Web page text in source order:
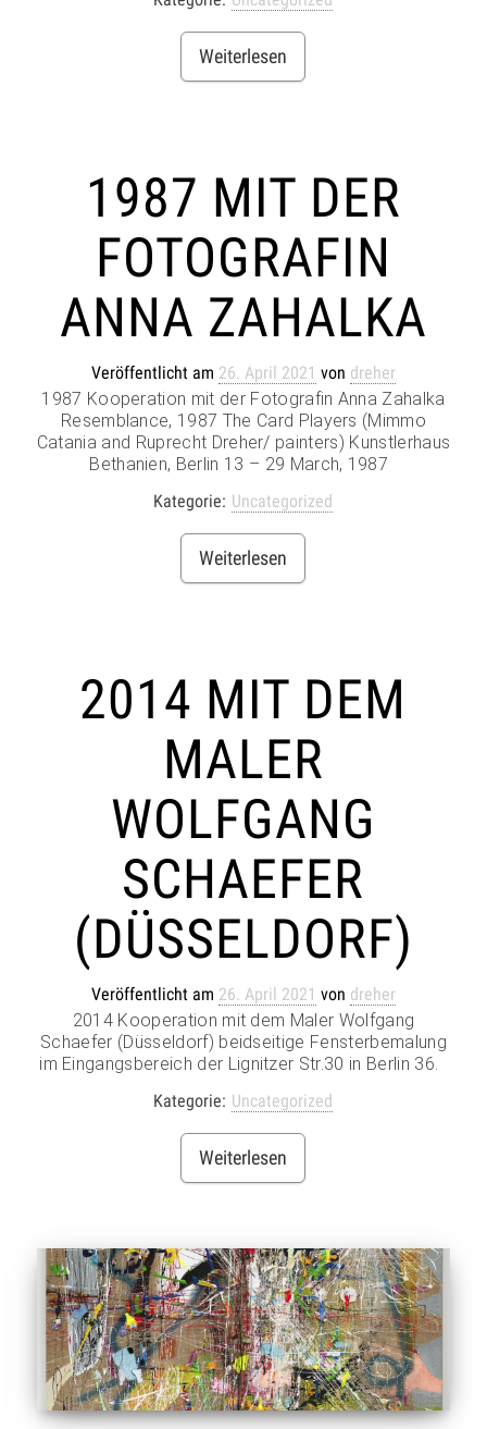
Weiterlesen
1987 MIT DER
FOTOGRAFIN
ANNA ZAHALKA
Veröffentlicht am 26. April 2021 von dreher
1987 Kooperation mit der Fotografin Anna Zahalka
Resemblance, 1987 The Card Players (Mimmo
Catania and Ruprecht Dreher/ painters) Kunstlerhaus
Bethanien, Berlin 13 – 29 March, 1987
Kategorie: Uncategorized
Weiterlesen
2014 MIT DEM
MALER
WOLFGANG
SCHAEFER
(DÜSSELDORF)
Veröffentlicht am 26. April 2021 von dreher
2014 Kooperation mit dem Maler Wolfgang
Schaefer (Düsseldorf) beidseitige Fensterbemalung
im Eingangsbereich der Lignitzer Str.30 in Berlin 36.
Kategorie: Uncategorized
Weiterlesen